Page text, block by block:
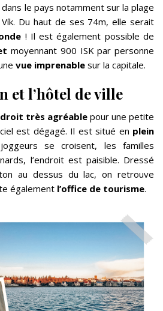
le pays notamment sur la plage
Du haut de ses 74m, elle serait
! Il est également possible de
moyennant 900 ISK par personne
vue imprenable sur la capitale.
et l’hôtel de ville
très agréablepour une petite
est dégagé. Il est situé en plein
se croisent, les familles
l’endroit est paisible. Dressé
au dessus du lac, on retrouve
également l’office de tourisme.